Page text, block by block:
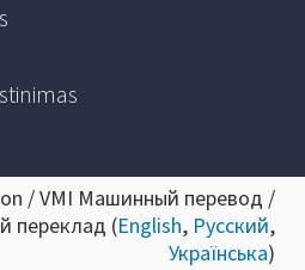
/ VMI Машинный перевод /
переклад (English, Русский,
Українська)